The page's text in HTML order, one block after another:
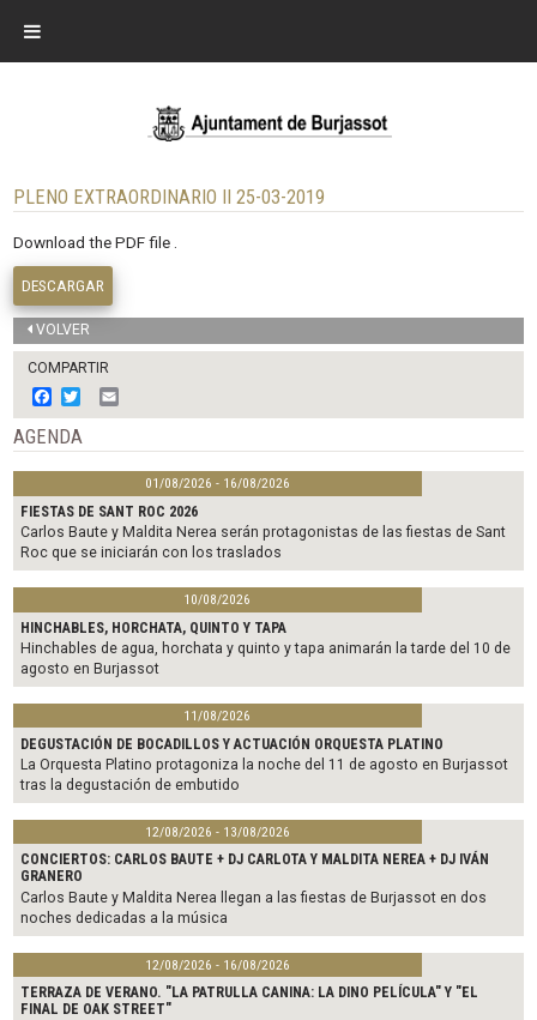
PLENO EXTRAORDINARIO II 25-03-2019
Download the PDF file .
DESCARGAR
VOLVER
COMPARTIR
F
a
c
e
b
o
o
k
w
i
t
t
e
r
m
i
l
AGENDA
01/08/2026 - 16/08/2026
FIESTAS DE SANT ROC 2026
Carlos Baute y Maldita Nerea serán protagonistas de las fiestas de Sant
Roc que se iniciarán con los traslados
10/08/2026
HINCHABLES, HORCHATA, QUINTO Y TAPA
Hinchables de agua, horchata y quinto y tapa animarán la tarde del 10 de
agosto en Burjassot
11/08/2026
DEGUSTACIÓN DE BOCADILLOS Y ACTUACIÓN ORQUESTA PLATINO
La Orquesta Platino protagoniza la noche del 11 de agosto en Burjassot
tras la degustación de embutido
12/08/2026 - 13/08/2026
CONCIERTOS: CARLOS BAUTE + DJ CARLOTA Y MALDITA NEREA + DJ IVÁN
GRANERO
Carlos Baute y Maldita Nerea llegan a las fiestas de Burjassot en dos
noches dedicadas a la música
12/08/2026 - 16/08/2026
TERRAZA DE VERANO. "LA PATRULLA CANINA: LA DINO PELÍCULA" Y "EL
FINAL DE OAK STREET"